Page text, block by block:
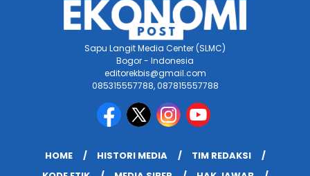
Sapu Langit Media Center (SLMC)
Bogor - Indonesia
editorekbis@gmail.com
085315557788, 087815557788
HOME HISTORI MEDIA
TIM REDAKSI